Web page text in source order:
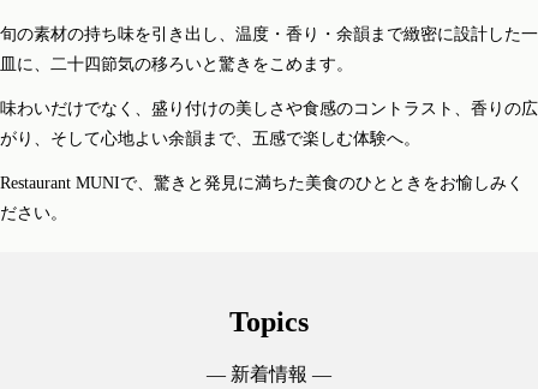
旬の素材の持ち味を引き出し、温度・香り・余韻まで緻密に設計した一
皿に、二十四節気の移ろいと驚きをこめます。
味わいだけでなく、盛り付けの美しさや食感のコントラスト、香りの広
がり、そして心地よい余韻まで、五感で楽しむ体験へ。
Restaurant MUNIで、驚きと発見に満ちた美食のひとときをお愉しみく
ださい。
Topics
― 新着情報 ―